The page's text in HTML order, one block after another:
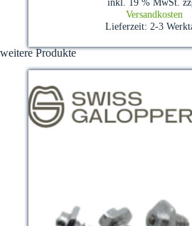
Versandkosten
Lieferzeit: 2-3
weitere Produkte